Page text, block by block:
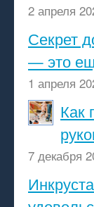
2 апреля
Секрет
— это
1 апреля
Как
7 декабря